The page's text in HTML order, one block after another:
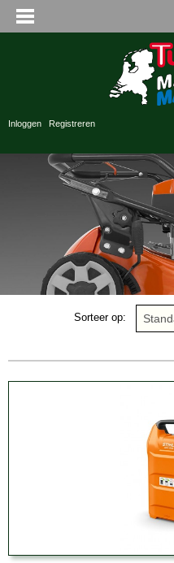
Inloggen Registreren
Voor meer informatie, klik hier! Bezoek ook onze
Sorteer op: